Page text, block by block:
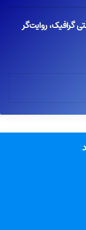
گرافیک، روایت‌گر